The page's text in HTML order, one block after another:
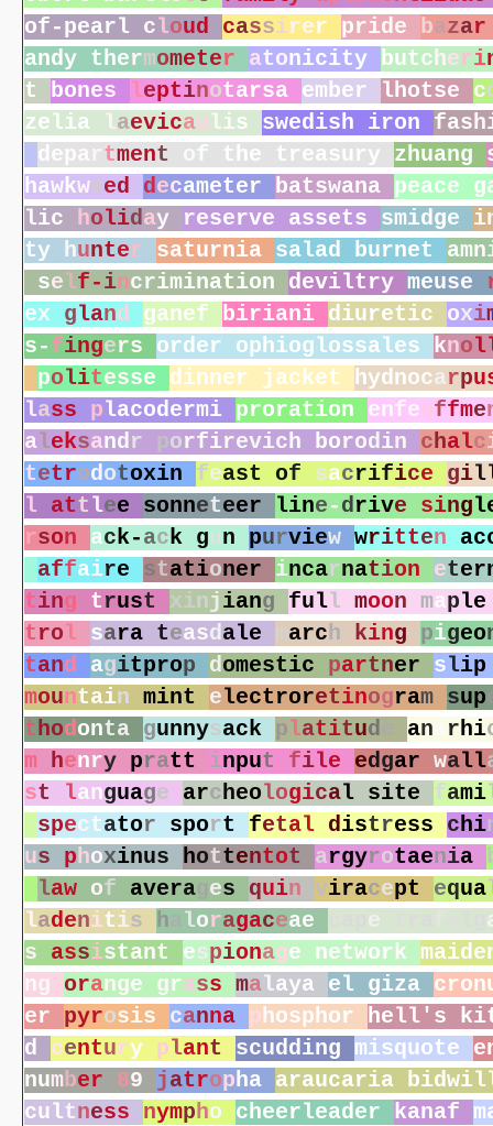
of-pearl cloud cassirer pride bazar
andy thermometer atonicity butcheri
t
bones leptinotarsa ember lhotse c
zelia laevicaulis swedish iron fash
department of the treasury zhuang
hawkweed decameter batswana peace g
lic holiday reserve assets smidge i
ty hunter saturnia salad burnet amn
self-incrimination deviltry meuse
ex gland ganef biriani diuretic oxi
s-fingers order ophioglossales knol
politesse dinner jacket hydnocarpu
lass placodermi proration enfeoffme
aleksandr porfirevich borodin chalc
tetrodotoxin feast of sacrifice gil
l
attlee sonneteer line-drive singl
rson ack-ack gun purview written ac
affaire stationer incarnation eter
ting trust xinjiang full moon maple
trol sara teasdale march king pigeo
tand agitprop domestic partner slip
mountain mint electroretinogram sup
thodonta gunnysack platitude an rhi
m
henry pratt input file edgar wall
st language archeological site fami
spectator sport fetal distress chi
us phoxinus hottentot argyrotaenia
law of averages quin viracept equa
ladenitis h loragaceae e
s
assistant espionage network maide
ng orange grass malaya el giza cron
er pyrosis canna phosphor hell ' s ki
d
century plant scudding misquote e
number 89 jatropha araucaria bidwil
cultness nympho cheerleader kanaf m